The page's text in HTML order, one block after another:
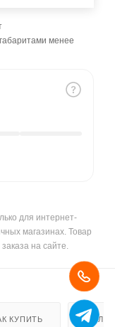
менее
для интернет-
магазинах. Товар
на сайте.
КУПИТЬ